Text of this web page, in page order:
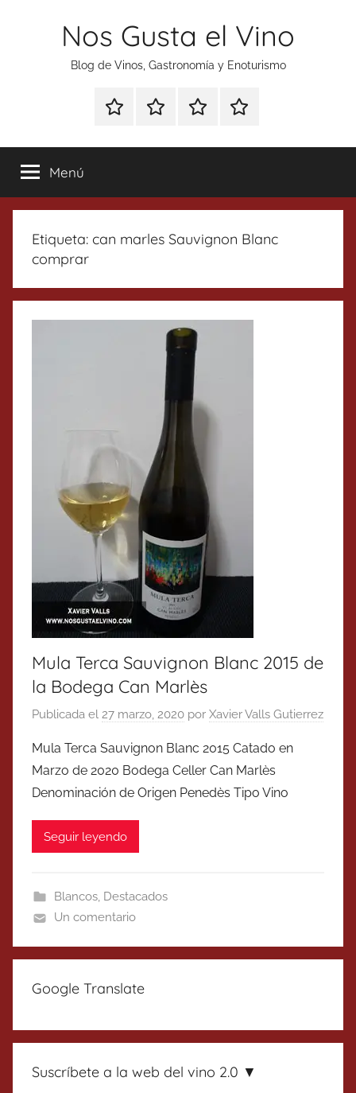
Nos Gusta el Vino
Blog de Vinos, Gastronomía y Enoturismo
Especial
Tonics
Enoturismo
Gastronomía
RankingContacto
Menú
Etiqueta: can marles Sauvignon Blanc
comprar
Mula Terca Sauvignon Blanc 2015 de
la Bodega Can Marlès
Publicada el 27 marzo, 2020 por Xavier Valls Gutierrez
Mula Terca Sauvignon Blanc 2015 Catado en
Marzo de 2020 Bodega Celler Can Marlès
Denominación de Origen Penedès Tipo Vino
Seguir leyendo
Blancos, Destacados
Un comentario
Google Translate
Suscríbete a la web del vino 2.0 ▼